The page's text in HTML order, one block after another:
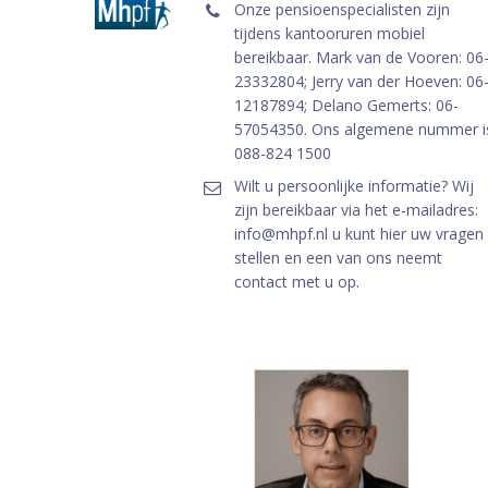
Onze pensioenspecialisten zijn
tijdens kantooruren mobiel
bereikbaar. Mark van de Vooren: 06-
23332804; Jerry van der Hoeven: 06-
12187894; Delano Gemerts: 06-
57054350. Ons algemene nummer
088-824 1500
Wilt u persoonlijke informatie? Wij
zijn bereikbaar via het e-mailadres:
info@mhpf.nl u kunt hier uw vragen
stellen en een van ons neemt
contact met u op.